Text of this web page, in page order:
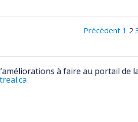
Précédent 1 2
à faire au portail de